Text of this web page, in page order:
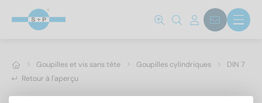
Goupilles et vis sans tête Goupilles cylindriques DIN 7
Retour à l'aperçu